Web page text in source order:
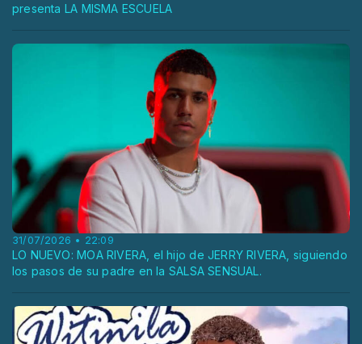
presenta LA MISMA ESCUELA
31/07/2026 • 22:09
LO NUEVO: MOA RIVERA, el hijo de JERRY RIVERA, siguiendo
los pasos de su padre en la SALSA SENSUAL.